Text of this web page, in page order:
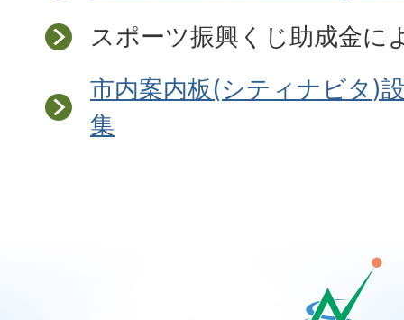
スポーツ振興くじ助成金に
市内案内板(シティナビタ)
集